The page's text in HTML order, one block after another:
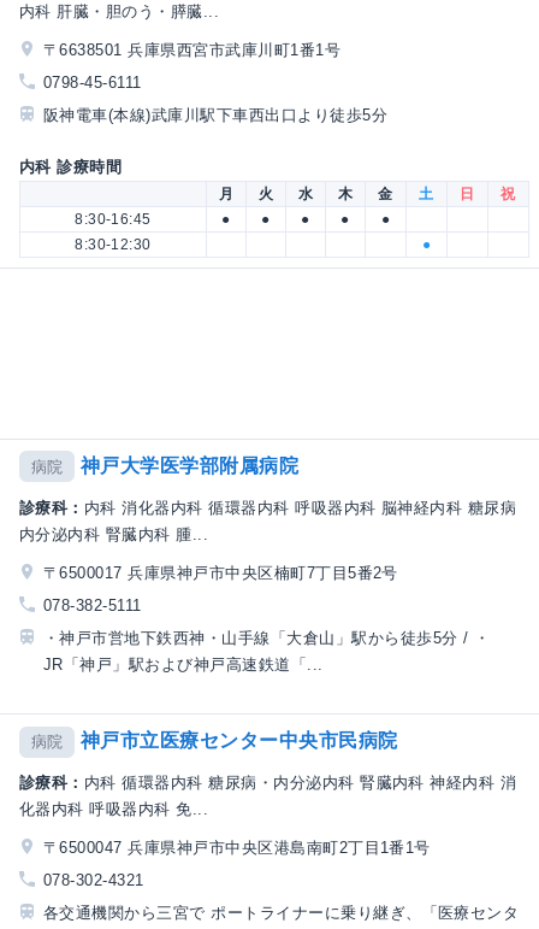
内科 肝臓・胆のう・膵臓...
〒6638501 兵庫県西宮市武庫川町1番1号
0798-45-6111
阪神電車(本線)武庫川駅下車西出口より徒歩5分
内科 診療時間
月 火 水 木 金 土 日
祝
8:30-16:45
● ● ● ●
●
8:30-12:30
●
病院 神戸大学医学部附属病院
診療科： 内科 消化器内科 循環器内科 呼吸器内科 脳神経内科 糖尿病
内分泌内科 腎臓内科 腫...
〒6500017 兵庫県神戸市中央区楠町7丁目5番2号
078-382-5111
・神戸市営地下鉄西神・山手線「大倉山」駅から徒歩5分 / ・
JR「神戸」駅および神戸高速鉄道「...
病院 神戸市立医療センター中央市民病院
診療科： 内科 循環器内科 糖尿病・内分泌内科 腎臓内科 神経内科 消
化器内科 呼吸器内科 免...
〒6500047 兵庫県神戸市中央区港島南町2丁目1番1号
078-302-4321
各交通機関から三宮で ポートライナーに乗り継ぎ、「医療センタ